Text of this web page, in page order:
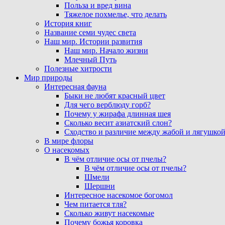
Польза и вред вина
Тяжелое похмелье, что делать
История книг
Название семи чудес света
Наш мир. Истории развития
Наш мир. Начало жизни
Млечный Путь
Полезные хитрости
Мир природы
Интересная фауна
Быки не любят красный цвет
Для чего верблюду горб?
Почему у жирафа длинная шея
Сколько весит азиатский слон?
Сходство и различие между жабой и лягушкой
В мире флоры
О насекомых
В чём отличие осы от пчелы?
В чём отличие осы от пчелы?
Шмели
Шершни
Интересное насекомое богомол
Чем питается тля?
Сколько живут насекомые
Почему божья коровка